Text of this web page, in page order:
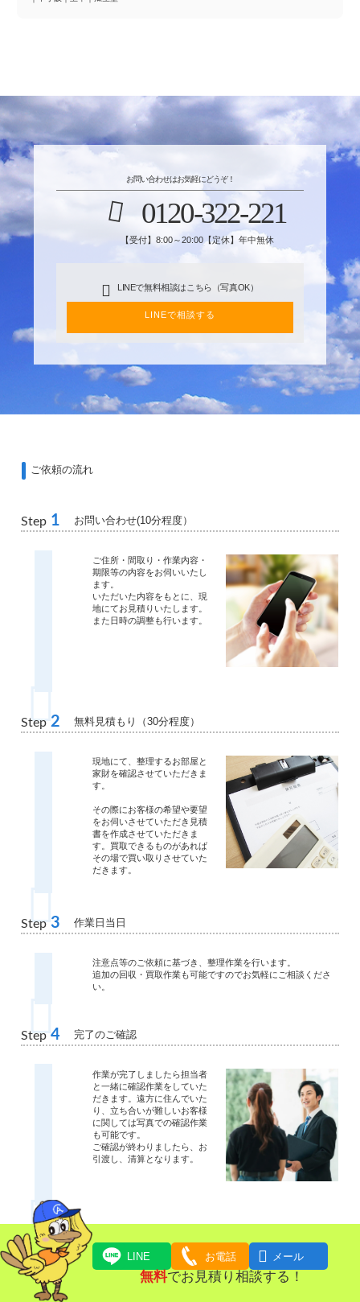
お問い合わせはお気軽にどうぞ！
0120-322-221
【受付】8:00～20:00【定休】年中無休
LINEで無料相談はこちら（写真OK）
LINEで相談する
ご依頼の流れ
Step 1 お問い合わせ(10分程度）
ご住所・間取り・作業内容・
期限等の内容をお伺いいたし
ます。
いただいた内容をもとに、現
地にてお見積りいたします。
また日時の調整も行います。
Step 2 無料見積もり（30分程度）
現地にて、整理するお部屋と
家財を確認させていただきま
す。
その際にお客様の希望や要望
をお伺いさせていただき見積
書を作成させていただきま
す。買取できるものがあれば
その場で買い取りさせていた
だきます。
Step 3 作業日当日
注意点等のご依頼に基づき、整理作業を行います。
追加の回収・買取作業も可能ですのでお気軽にご相談くださ
い。
Step 4 完了のご確認
作業が完了しましたら担当者
と一緒に確認作業をしていた
だきます。遠方に住んでいた
り、立ち合いが難しいお客様
に関しては写真での確認作業
も可能です。
ご確認が終わりましたら、お
引渡し、清算となります。
Step 5 お支払い
ご請求金額をお支払いいただ
LINE お電話  メール
無料でお見積り相談する！